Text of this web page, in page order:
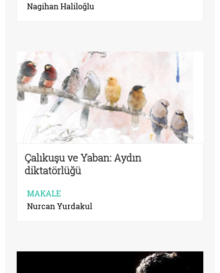
Nagihan Haliloğlu
Çalıkuşu ve Yaban: Aydın
diktatörlüğü
MAKALE
Nurcan Yurdakul